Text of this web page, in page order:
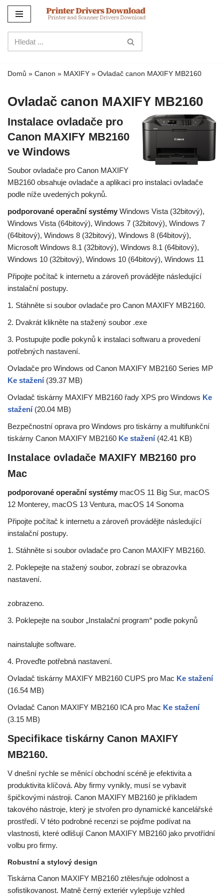
na
obsah
Domů » Canon » MAXIFY » Ovladač canon MAXIFY MB2160
Ovladač canon MAXIFY MB2160
Instalace ovladače pro
Canon MAXIFY MB2160
ve Windows
Soubor ovladače pro Canon MAXIFY
MB2160 obsahuje ovladače a aplikaci pro instalaci ovladače
podle níže uvedených pokynů.
podporované operační systémy Windows Vista (32bitový),
Windows Vista (64bitový), Windows 7 (32bitový), Windows 7
(64bitový), Windows 8 (32bitový), Windows 8 (64bitový),
Microsoft Windows 8.1 (32bitový), Windows 8.1 (64bitový),
Windows 10 (32bitový), Windows 10 (64bitový), Windows 11
Připojte počítač k internetu a zároveň provádějte následující
instalační postupy.
1. Stáhněte si soubor ovladače pro Canon MAXIFY MB2160.
2. Dvakrát klikněte na stažený soubor .exe
3. Postupujte podle pokynů k instalaci softwaru a provedení
potřebných nastavení.
Ovladače pro Windows od Canon MAXIFY MB2160 Series MP
Ke stažení (39.37 MB)
Ovladač tiskárny MAXIFY MB2160 řady XPS pro Windows Ke
stažení (20.04 MB)
Bezpečnostní oprava pro Windows pro tiskárny a multifunkční
tiskárny Canon MAXIFY MB2160 Ke stažení (42.41 KB)
Instalace ovladače MAXIFY MB2160 pro
Mac
podporované operační systémy macOS 11 Big Sur, macOS
12 Monterey, macOS 13 Ventura, macOS 14 Sonoma
Připojte počítač k internetu a zároveň provádějte následující
instalační postupy.
1. Stáhněte si soubor ovladače pro Canon MAXIFY MB2160.
2. Poklepejte na stažený soubor, zobrazí se obrazovka
nastavení.
zobrazeno.
3. Poklepejte na soubor „Instalační program“ podle pokynů
nainstalujte software.
4. Proveďte potřebná nastavení.
Ovladač tiskárny MAXIFY MB2160 CUPS pro Mac Ke stažení
(16.54 MB)
Ovladač Canon MAXIFY MB2160 ICA pro Mac Ke stažení
(3.15 MB)
Specifikace tiskárny Canon MAXIFY
MB2160.
V dnešní rychle se měnící obchodní scéně je efektivita a
produktivita klíčová. Aby firmy vynikly, musí se vybavit
špičkovými nástroji. Canon MAXIFY MB2160 je příkladem
takového nástroje, který je stvořen pro dynamické kancelářské
prostředí. V této podrobné recenzi se pojďme podívat na
vlastnosti, které odlišují Canon MAXIFY MB2160 jako prvotřídní
volbu pro firmy.
Robustní a stylový design
Tiskárna Canon MAXIFY MB2160 ztělesňuje odolnost a
sofistikovanost. Matně černý exteriér vylepšuje vzhled